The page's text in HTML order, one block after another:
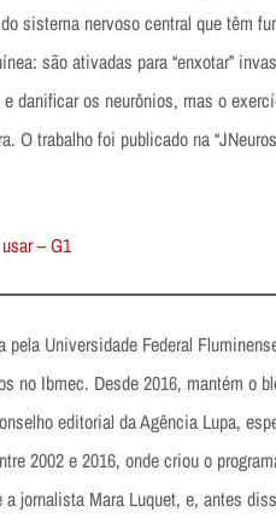
sistema nervoso central que têm
são ativadas para “enxotar”
danificar os neurônios, mas o
O trabalho foi publicado na
– G1
pela Universidade Federal
no Ibmec. Desde 2016, mantém o
editorial da Agência Lupa,
2002 e 2016, onde criou o
jornalista Mara Luquet, e, antes